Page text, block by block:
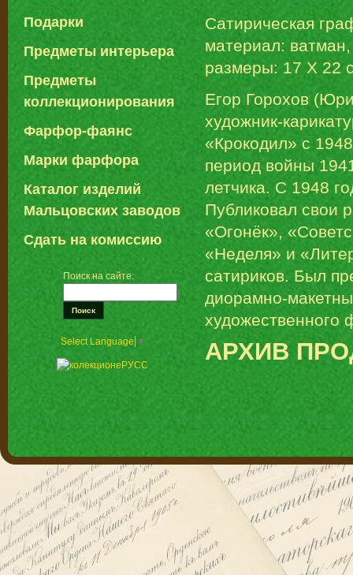
Подарки
Предметы интерьера
Предметы
коллекционирования
Фарфор-фаянс
Марки фарфора
Каталог изделий
Мальцовских заводов
Сдать на комиссию
Поиск на сайте:
Select Language ▼
Сатирическая
материал:
размеры: 17 Х 22
Егор Горохов
художник-
«Крокодил» с
период войны
летчика. С 1948
Публиковал свои
«Огонёк»,
«Неделя» и
сатириков. Был
диорамно-
АРХИВ